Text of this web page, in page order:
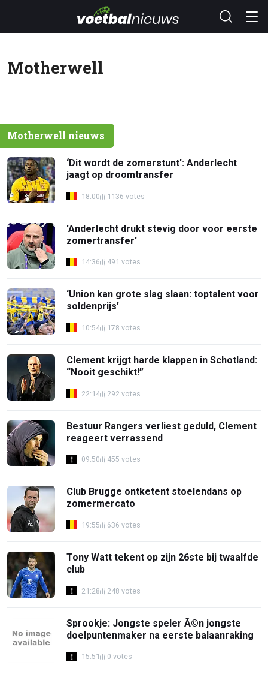
Motherwell
Motherwell nieuws
‘Dit wordt de zomerstunt': Anderlecht
jaagt op droomtransfer
18:00 1136 votes
'Anderlecht drukt stevig door voor eerste
zomertransfer'
14:36 491 votes
‘Union kan grote slag slaan: toptalent voor
soldenprijs’
10:54 178 votes
Clement krijgt harde klappen in Schotland:
“Nooit geschikt!”
22:14 292 votes
Bestuur Rangers verliest geduld, Clement
reageert verrassend
09:50 455 votes
Club Brugge ontketent stoelendans op
zomermercato
19:55 636 votes
Tony Watt tekent op zijn 26ste bij twaalfde
club
21:28 248 votes
Sprookje: Jongste speler Ã©n jongste
doelpuntenmaker na eerste balaanraking
15:51 0 votes